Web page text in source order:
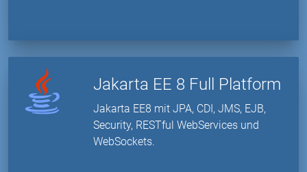
Jakarta EE 8 Full Platform
Jakarta EE8 mit JPA, CDI, JMS, EJB,
Security, RESTful WebServices und
WebSockets.